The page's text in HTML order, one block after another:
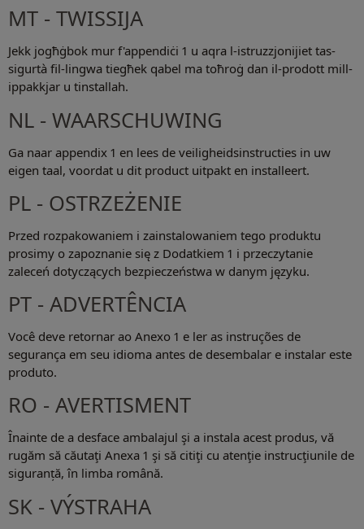
MT - TWISSIJA
Jekk jogħġbok mur f'appendiċi 1 u aqra l-istruzzjonijiet tas-
sigurtà fil-lingwa tiegħek qabel ma toħroġ dan il-prodott mill-
ippakkjar u tinstallah.
NL - WAARSCHUWING
Ga naar appendix 1 en lees de veiligheidsinstructies in uw
eigen taal, voordat u dit product uitpakt en installeert.
PL - OSTRZEŻENIE
Przed rozpakowaniem i zainstalowaniem tego produktu
prosimy o zapoznanie się z Dodatkiem 1 i przeczytanie
zaleceń dotyczących bezpieczeństwa w danym języku.
PT - ADVERTÊNCIA
Você deve retornar ao Anexo 1 e ler as instruções de
segurança em seu idioma antes de desembalar e instalar este
produto.
RO - AVERTISMENT
Înainte de a desface ambalajul şi a instala acest produs, vă
rugăm să căutaţi Anexa 1 şi să citiţi cu atenţie instrucţiunile de
siguranță, în limba română.
SK - VÝSTRAHA